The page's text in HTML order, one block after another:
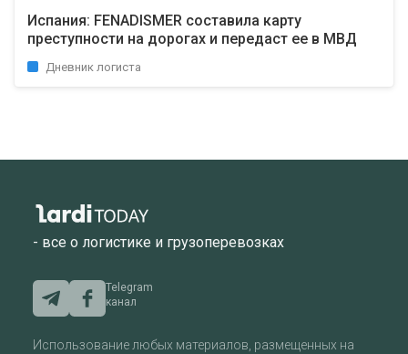
Испания: FENADISMER составила карту
преступности на дорогах и передаст ее в МВД
Дневник логиста
- все о логистике и грузоперевозках
Telegram
канал
Использование любых материалов, размещенных на